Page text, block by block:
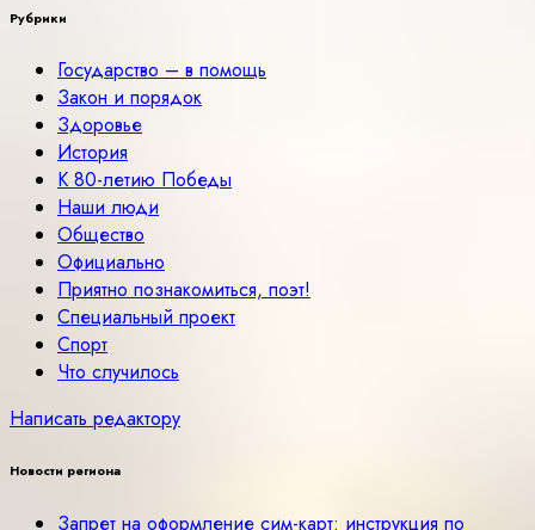
Рубрики
Государство – в помощь
Закон и порядок
Здоровье
История
К 80-летию Победы
Наши люди
Общество
Официально
Приятно познакомиться, поэт!
Специальный проект
Спорт
Что случилось
Написать редактору
Новости региона
Запрет на оформление сим-карт: инструкция по